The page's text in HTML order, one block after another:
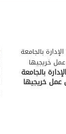
بالجامعة
عمل خريجيها